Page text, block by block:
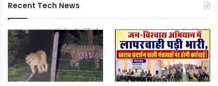
Recent Tech News